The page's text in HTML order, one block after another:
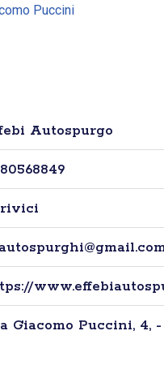
Puccini
Autospurgo
Giacomo Puccini, 4,